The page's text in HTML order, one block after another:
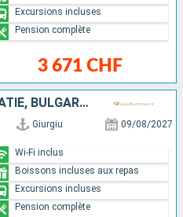
3 671 CHF
Excursions incluses
Pension complète
ROUMANIE, HONGRIE, CROATIE, BULGARIE, SERBIE
Giurgiu 09/08/2027
Wi-Fi inclus
Boissons incluses aux repas
Excursions incluses
Pension complète